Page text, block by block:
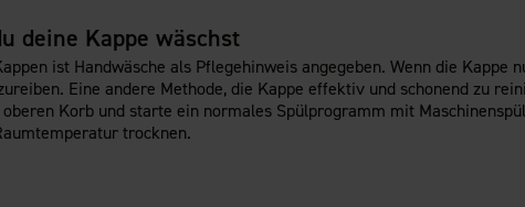
deine Kappe wäschst
ist Handwäsche als Pflegehinweis angegeben. Wenn die Kappe
Eine andere Methode, die Kappe effektiv und schonend zu
Korb und starte ein normales Spülprogramm mit
trocknen.